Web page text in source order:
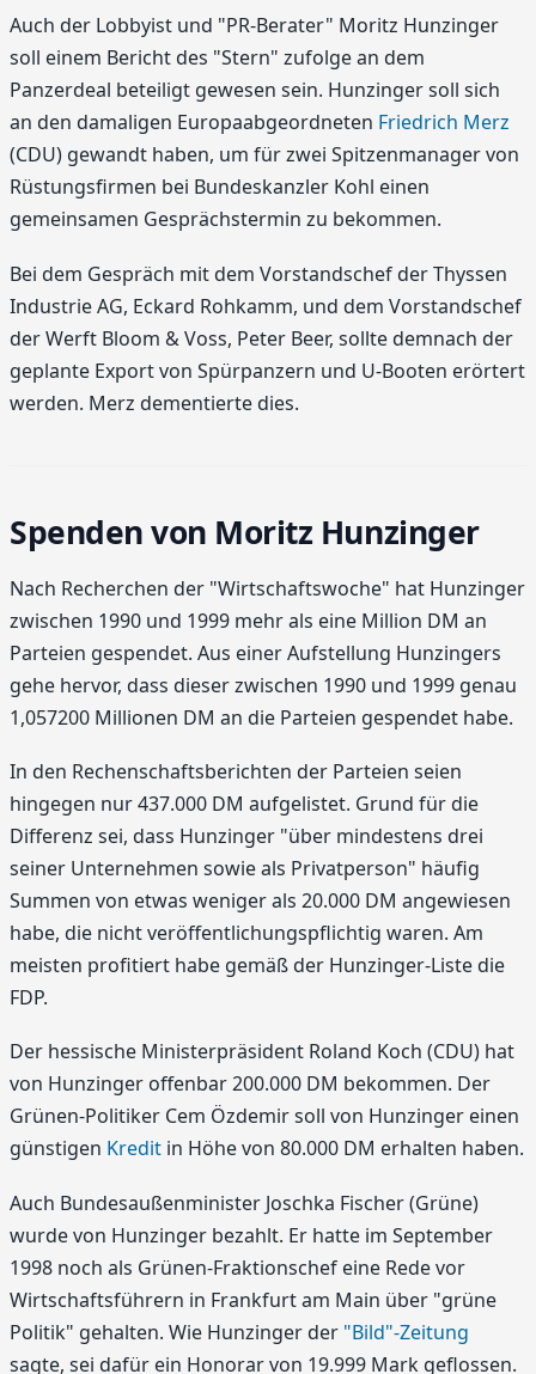
Auch der Lobbyist und "PR-Berater" Moritz Hunzinger
soll einem Bericht des "Stern" zufolge an dem
Panzerdeal beteiligt gewesen sein. Hunzinger soll sich
an den damaligen Europaabgeordneten Friedrich Merz
(CDU) gewandt haben, um für zwei Spitzenmanager von
Rüstungsfirmen bei Bundeskanzler Kohl einen
gemeinsamen Gesprächstermin zu bekommen.
Bei dem Gespräch mit dem Vorstandschef der Thyssen
Industrie AG, Eckard Rohkamm, und dem Vorstandschef
der Werft Bloom & Voss, Peter Beer, sollte demnach der
geplante Export von Spürpanzern und U-Booten erörtert
werden. Merz dementierte dies.
Spenden von Moritz Hunzinger
Nach Recherchen der "Wirtschaftswoche" hat Hunzinger
zwischen 1990 und 1999 mehr als eine Million DM an
Parteien gespendet. Aus einer Aufstellung Hunzingers
gehe hervor, dass dieser zwischen 1990 und 1999 genau
1,057200 Millionen DM an die Parteien gespendet habe.
In den Rechenschaftsberichten der Parteien seien
hingegen nur 437.000 DM aufgelistet. Grund für die
Differenz sei, dass Hunzinger "über mindestens drei
seiner Unternehmen sowie als Privatperson" häufig
Summen von etwas weniger als 20.000 DM angewiesen
habe, die nicht veröffentlichungspflichtig waren. Am
meisten profitiert habe gemäß der Hunzinger-Liste die
FDP.
Der hessische Ministerpräsident Roland Koch (CDU) hat
von Hunzinger offenbar 200.000 DM bekommen. Der
Grünen-Politiker Cem Özdemir soll von Hunzinger einen
günstigen Kredit in Höhe von 80.000 DM erhalten haben.
Auch Bundesaußenminister Joschka Fischer (Grüne)
wurde von Hunzinger bezahlt. Er hatte im September
1998 noch als Grünen-Fraktionschef eine Rede vor
Wirtschaftsführern in Frankfurt am Main über "grüne
Politik" gehalten. Wie Hunzinger der "Bild"-Zeitung
sagte, sei dafür ein Honorar von 19.999 Mark geflossen.